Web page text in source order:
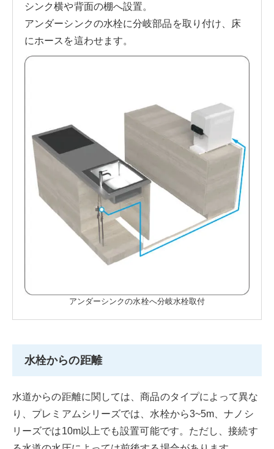
シンク横や背面の棚へ設置。
アンダーシンクの水栓に分岐部品を取り付け、床
にホースを這わせます。
アンダーシンクの水栓へ分岐水栓取付
水栓からの距離
水道からの距離に関しては、商品のタイプによって異な
り、プレミアムシリーズでは、水栓から3~5m、ナノシ
リーズでは10m以上でも設置可能です。ただし、接続す